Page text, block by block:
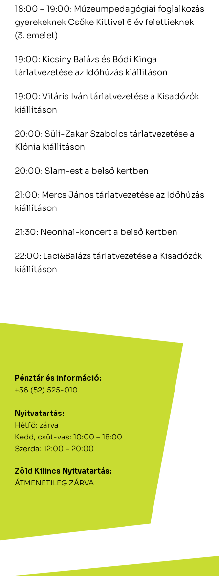
Pénztár és információ:
+36 (52) 525-010
Nyitvatartás:
Hétfő: zárva
Kedd, csüt-vas: 10:00 – 18:00
Szerda: 12:00 – 20:00
Zöld Kilincs Nyitvatartás:
ÁTMENETILEG ZÁRVA
18:00 – 19:00: Múzeumpedagógiai foglalkozás
gyerekeknek Csőke Kittivel 6 év felettieknek
(3. emelet)
19:00: Kicsiny Balázs és Bódi Kinga
tárlatvezetése az Időhúzás kiállításon
19:00: Vitáris Iván tárlatvezetése a Kisadózók
kiállításon
20:00: Süli-Zakar Szabolcs tárlatvezetése a
Klónia kiállításon
20:00: Slam-est a belső kertben
21:00: Mercs János tárlatvezetése az Időhúzás
kiállításon
21:30: Neonhal-koncert a belső kertben
22:00: Laci&Balázs tárlatvezetése a Kisadózók
kiállításon